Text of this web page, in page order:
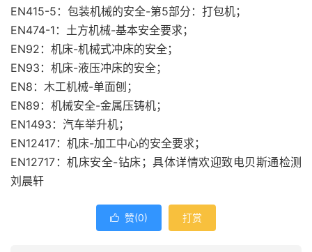
EN415-5：包装机械的安全-第5部分：打包机；
EN474-1：土方机械-基本安全要求；
EN92：机床-机械式冲床的安全；
EN93：机床-液压冲床的安全；
EN8：木工机械-单面刨；
EN89：机械安全-金属压铸机；
EN1493：汽车举升机；
EN12417：机床-加工中心的安全要求；
EN12717：机床安全-钻床；具体详情欢迎致电贝斯通检测
刘晨轩
 赞(0) 打赏